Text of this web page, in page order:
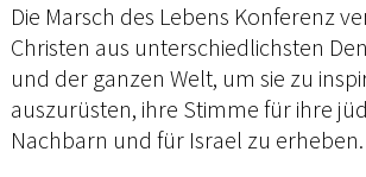
Die Marsch des Lebens Konferenz
Christen aus unterschiedlichsten
und der ganzen Welt, um sie zu
auszurüsten, ihre Stimme für ihre
Nachbarn und für Israel zu erheben.